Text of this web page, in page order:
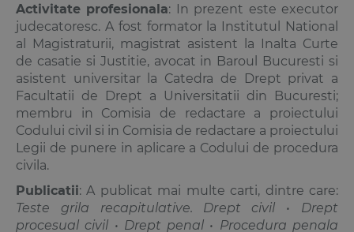
Activitate profesionala: In prezent este executor
judecatoresc. A fost formator la Institutul National
al Magistraturii, magistrat asistent la Inalta Curte
de casatie si Justitie, avocat in Baroul Bucuresti si
asistent universitar la Catedra de Drept privat a
Facultatii de Drept a Universitatii din Bucuresti;
membru in Comisia de redactare a proiectului
Codului civil si in Comisia de redactare a proiectului
Legii de punere in aplicare a Codului de procedura
civila.
Publicatii: A publicat mai multe carti, dintre care:
Teste grila recapitulative. Drept civil • Drept
procesual civil • Drept penal • Procedura penala